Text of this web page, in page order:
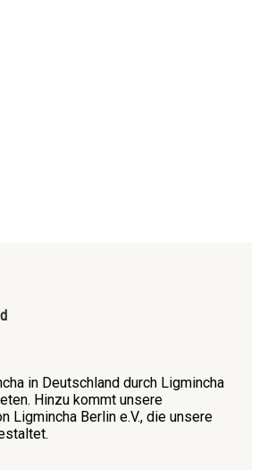
in Deutschland durch Ligmincha
Hinzu kommt unsere
Ligmincha Berlin e.V., die unsere